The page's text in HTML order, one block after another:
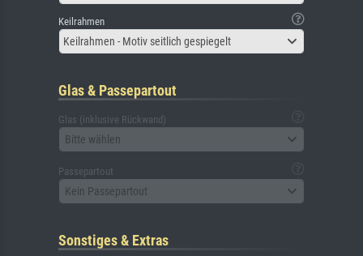
Keilrahmen
Keilrahmen - Motiv seitlich gespiegelt
Glas & Passepartout
Glas (inklusive Rückwand)
Bitte wählen
Passepartout
Kein Passepartout
Sonstiges & Extras